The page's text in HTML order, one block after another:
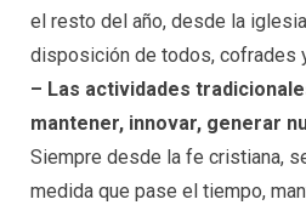
el resto del año, desde la
disposición de todos, cofrades
– Las actividades
mantener, innovar, generar
Siempre desde la fe cristiana,
medida que pase el tiempo,